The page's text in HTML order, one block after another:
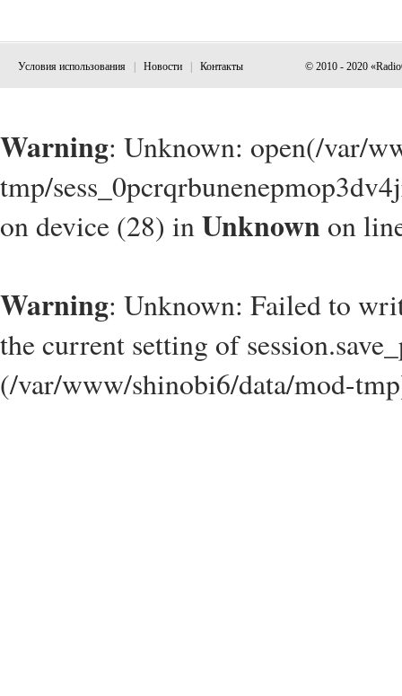
Условия использования Новости Контакты © 2010 - 2020
Warning: Unknown: open(/var/
tmp/
on device (28) inUnknown on
Warning: Unknown: Failed to
the current setting of
(/var/www/shinobi6/data/mod-